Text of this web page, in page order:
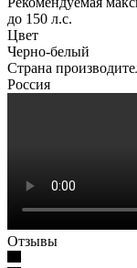
до 150 л.с.
Цвет
Черно-белый
Страна
Россия
Отзывы